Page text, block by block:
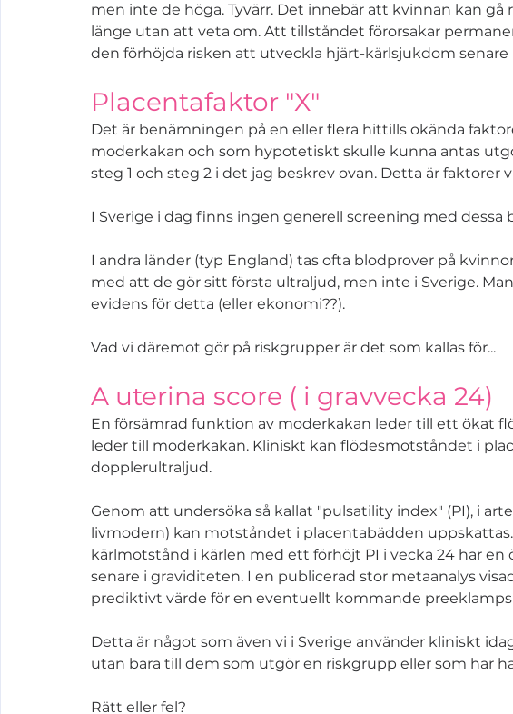
men inte de höga. Tyvärr. Det innebär att kvinnan kan
länge utan att veta om. Att tillståndet förorsakar
den förhöjda risken att utveckla hjärt-kärlsjukdom senare
Placentafaktor "X"
Det är benämningen på en eller flera hittills okända
moderkakan och som hypotetiskt skulle kunna antas
steg 1 och steg 2 i det jag beskrev ovan. Detta är faktorer
I Sverige i dag finns ingen generell screening med dessa
I andra länder (typ England) tas ofta blodprover på
med att de gör sitt första ultraljud, men inte i Sverige.
evidens för detta (eller ekonomi??).
Vad vi däremot gör på riskgrupper är det som kallas för...
A uterina score ( i gravvecka 24)
En försämrad funktion av moderkakan leder till ett ökat
leder till moderkakan. Kliniskt kan flödesmotståndet i
dopplerultraljud.
Genom att undersöka så kallat "pulsatility index" (PI), i
livmodern) kan motståndet i placentabädden
kärlmotstånd i kärlen med ett förhöjt PI i vecka 24 har
senare i graviditeten. I en publicerad stor metaanalys
prediktivt värde för en eventuellt kommande
Detta är något som även vi i Sverige använder kliniskt
utan bara till dem som utgör en riskgrupp eller som har
Rätt eller fel?